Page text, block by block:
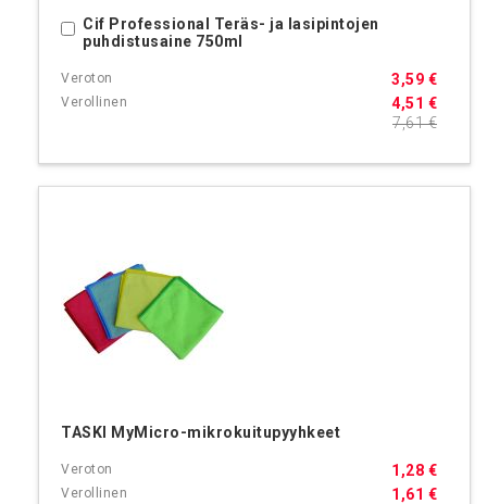
Cif Professional Teräs- ja lasipintojen
puhdistusaine 750ml
4,51 €
3,59 €
7,61 €
Ostoskoriin
TASKI MyMicro-mikrokuitupyyhkeet
1,61 €
1,28 €